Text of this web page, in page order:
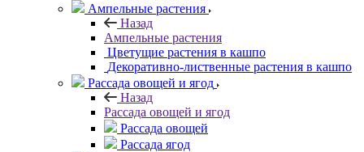
Ампельные растения
Назад
Ампельные растения
Цветущие растения в кашпо
Декоративно-лиственные растения в кашпо
Рассада овощей и ягод
Назад
Рассада овощей и ягод
Рассада овощей
Рассада ягод